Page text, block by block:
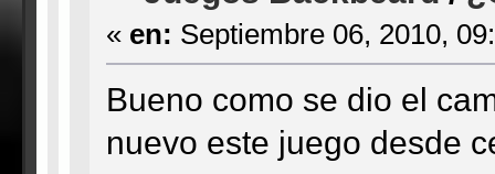
« en: Septiembre 06, 2010,
Bueno como se dio el
nuevo este juego desde